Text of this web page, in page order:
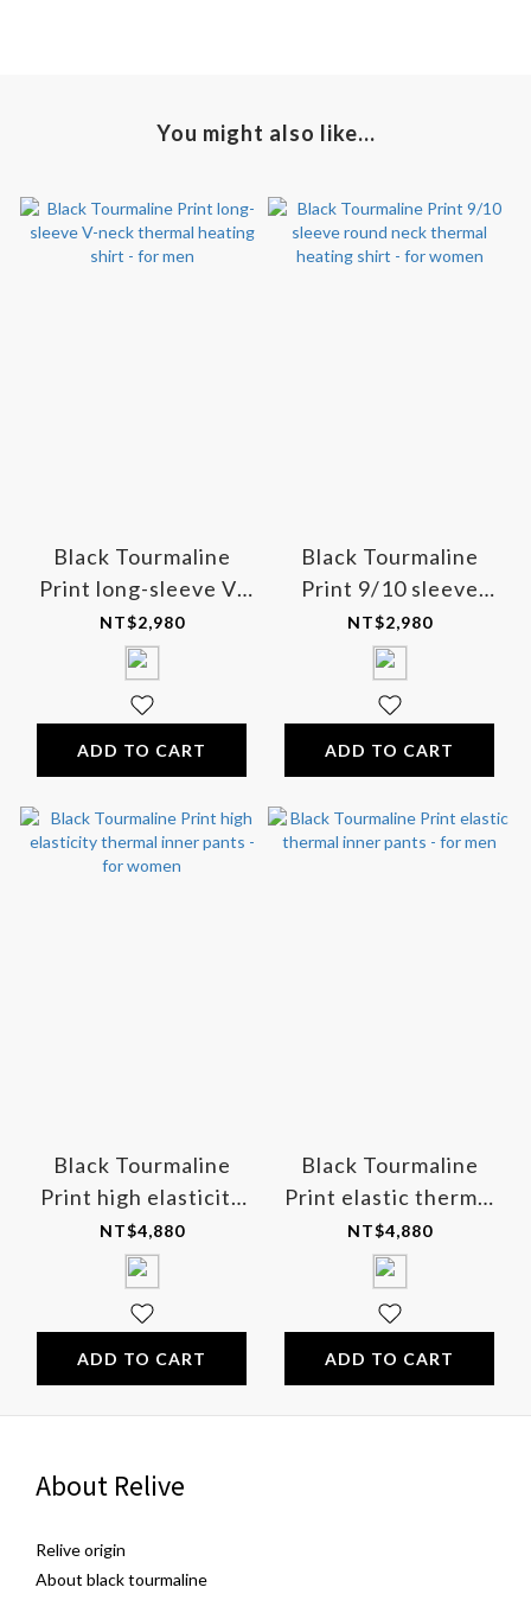
You might also like...
Black Tourmaline
Print long-sleeve V-
neck thermal heating
shirt - for men
NT$2,980
ADD TO CART
Black Tourmaline
Print 9/10 sleeve
round neck thermal
heating shirt - for
women
NT$2,980
ADD TO CART
Black Tourmaline
Print high elasticity
thermal inner pants -
for women
NT$4,880
ADD TO CART
Black Tourmaline
Print elastic thermal
inner pants - for men
NT$4,880
ADD TO CART
About Relive
Relive origin
About black tourmaline